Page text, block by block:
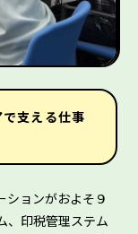
支える仕事
ションがおよそ９
、印税管理ステム